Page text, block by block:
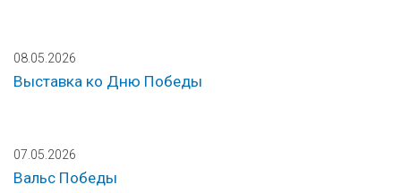
08.05.2026
Выставка ко Дню Победы
07.05.2026
Вальс Победы